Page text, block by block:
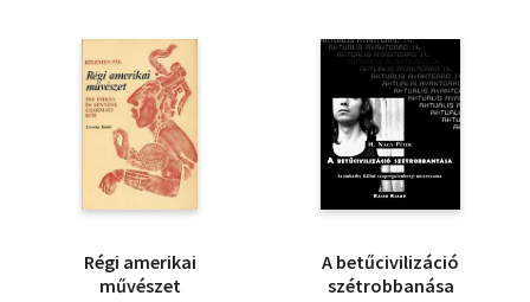
Régi amerikai
művészet
A betűcivilizáció
szétrobbanása